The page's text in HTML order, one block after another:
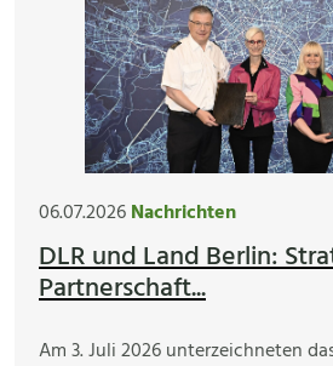
06.07.2026Nachrichten
DLR und Land Berlin:
Partnerschaft...
Am 3. Juli 2026 unterzeichneten